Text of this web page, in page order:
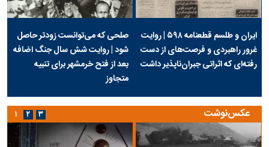
ایران و طلسم قطعنامه ۵۹۸ | روایت
غرور راهبردی و فرصت‌های از دست
رفته‌ای که اثراتی جبران‌ناپذیر داشت
صلحی که می‌توانست زودتر حاصل
شود | روایت شش سال جنگ اضافه
بعد از فتح خرمشهر برای تنبیه
متجاوز
عکس‌نوشت ۱ ۲ ۳